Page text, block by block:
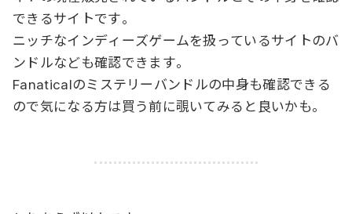
できるサイトです。
ニッチなインディーズゲームを扱っているサイトのバ
ンドルなども確認できます。
Fanaticalのミステリーバンドルの中身も確認できる
ので気になる方は買う前に覗いてみると良いかも。